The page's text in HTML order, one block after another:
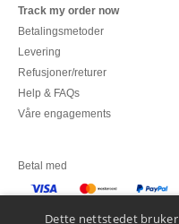
Track my order now
Betalingsmetoder
Levering
Refusjoner/returer
Help & FAQs
Våre engagements
Betal med
Dette nettstedet bruker